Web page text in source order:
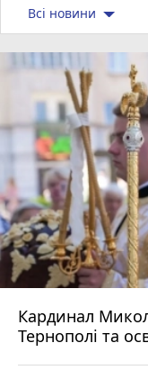
Всі новини
Кардинал
Тернополі та